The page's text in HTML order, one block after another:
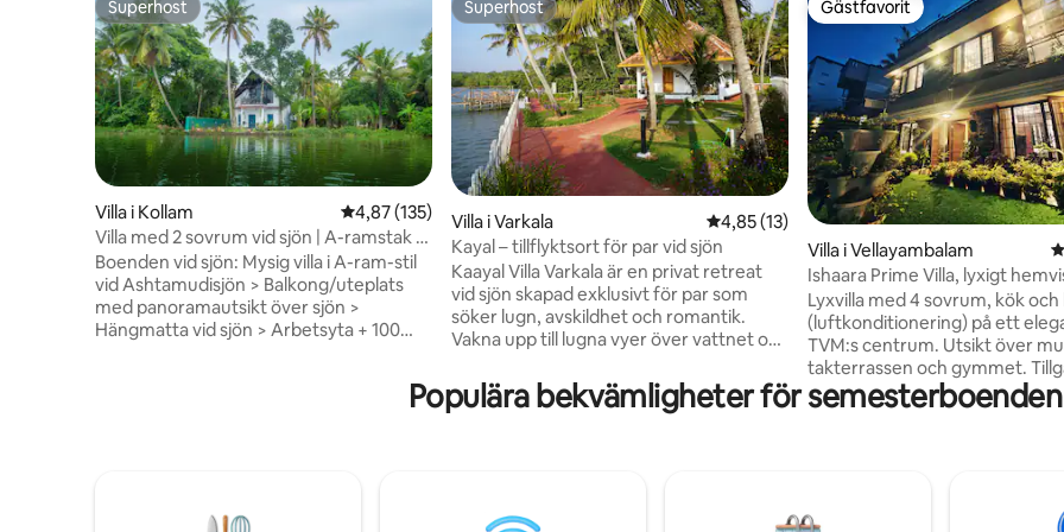
Superhost
Superhost
Villa i Kollam 4,87 av 5 i genomsnittligt betyg, 135 omdömen
4,87 (135)
Villa med 2 sovrum vid sjön | A-ramstak |
Grill | Hängmatta
Boenden vid sjön: Mysig villa i A-ram-stil
vid Ashtamudisjön > Balkong/uteplats
med panoramautsikt över sjön >
Hängmatta vid sjön > Arbetsyta + 100
Gratis parkering utanför anläggningen (1
Superhost
Superhost
Villa i Varkala 4,85 av 5 i genomsnittligt betyg, 13
4,85 (13)
Kayal – tillflyktsort för par vid sjön
Kaayal Villa Varkala är en privat retreat
vid sjön skapad exklusivt för par som
söker lugn, avskildhet och romantik.
Vakna upp till lugna vyer över vattnet och
sig omkring dig. Utan delade utrymmen
och med en lugn, intim atmosfär känns
varaktiga minnen tillsammans. Gäster
Gästfavorit
Gästfavorit
Villa i Vellayambalam
Ishaara Prime Villa, lyxigt
stadens centrum
Lyxvilla med 4 sovrum, kök
(luftkonditionering) på ett
TVM:s centrum. Utsikt över
takterrassen och gymmet.
huvudväg och
Ljudisolerad villa med 5 anslutna
rum i hela villan. Täckt
och 2 cyklar. Modulkök med de
Populära bekvämligheter för